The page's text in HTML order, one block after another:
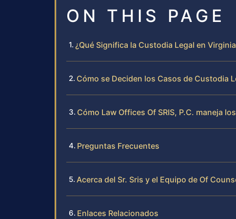
ON THIS PAGE
¿Qué Significa la Custodia Legal en
Cómo se Deciden los Casos de Custodia
Cómo Law Offices Of SRIS, P.C. maneja
Preguntas Frecuentes
Acerca del Sr. Sris y el Equipo de Of
Enlaces Relacionados